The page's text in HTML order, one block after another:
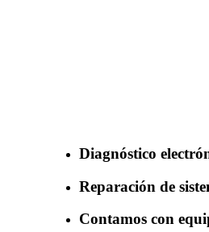
Diagnóstico
Reparación de
Contamos con